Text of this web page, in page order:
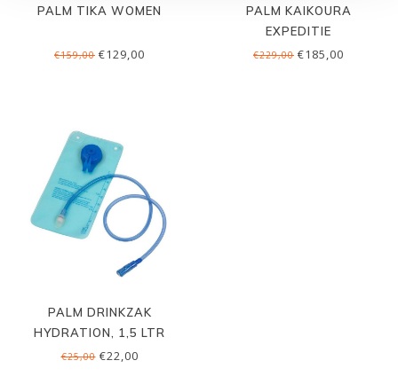
PALM TIKA WOMEN
€159,00 €129,00
PALM KAIKOURA
EXPEDITIE
€229,00 €185,00
PALM DRINKZAK
HYDRATION, 1,5 LTR
€25,00€22,00